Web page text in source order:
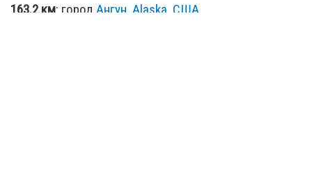
163.2 км: город Ангун, Alaska, США